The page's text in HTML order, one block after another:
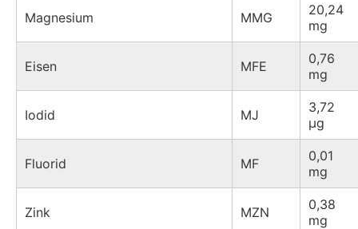
Magnesium MMG
20,24
mg
Eisen MFE
0,76
mg
Iodid MJ
3,72
µg
Fluorid MF
0,01
mg
Zink MZN
0,38
mg